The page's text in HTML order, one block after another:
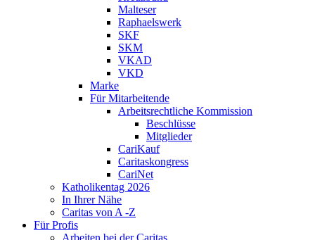
Malteser
Raphaelswerk
SKF
SKM
VKAD
VKD
Marke
Für Mitarbeitende
Arbeitsrechtliche Kommission
Beschlüsse
Mitglieder
CariKauf
Caritaskongress
CariNet
Katholikentag 2026
In Ihrer Nähe
Caritas von A -Z
Für Profis